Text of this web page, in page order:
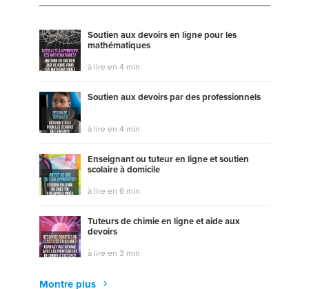
Soutien aux devoirs en ligne pour les
mathématiques
à lire en 4 min
Soutien aux devoirs par des professionnels
à lire en 4 min
Enseignant ou tuteur en ligne et soutien
scolaire à domicile
à lire en 6 min
Tuteurs de chimie en ligne et aide aux
devoirs
à lire en 3 min
Montre plus